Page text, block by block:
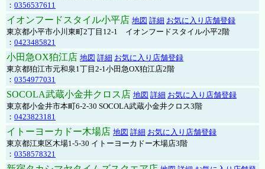
： 0356537611
イオンフードスタイル小平店 地図 詳細 お気に入り店舗登録
東京都小平市小川東町2丁目12-1 イオンフードスタイル小平2階
： 0423485821
小田急OX狛江店 地図 詳細 お気に入り店舗登録
東京都狛江市元和泉1丁目2-1小田急OX狛江店2階
： 0354977031
SOCOLA武蔵小金井クロス店 地図 詳細 お気に入り店舗登録
東京都小金井市本町6-2-30 SOCOLA武蔵小金井クロス3階
： 0423823181
イトーヨーカドー木場店 地図 詳細 お気に入り店舗登録
東京都江東区木場1-5-30 イトーヨーカドー木場店3階
： 0358578321